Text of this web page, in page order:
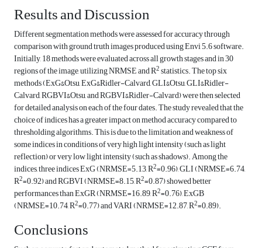
Results and Discussion
Different segmentation methods were assessed for accuracy through
comparison with ground truth images produced using Envi 5.6 software.
Initially, 18 methods were evaluated across all growth stages and in 30
regions of the image, utilizing NRMSE and R2statistics. The top six
methods (ExG&Otsu, ExG&Ridler-Calvard, GLI&Otsu, GLI&Ridler-
Calvard, RGBVI&Otsu, and RGBVI&Ridler-Calvard) were then selected
for detailed analysis on each of the four dates. The study revealed that the
choice of indices has a greater impact on method accuracy compared to
thresholding algorithms. This is due to the limitation and weakness of
some indices in conditions of very high light intensity (such as light
reflection) or very low light intensity (such as shadows). Among the
indices, three indices ExG (NRMSE=5.13, R2=0.96), GLI (NRMSE=6.74,
R2=0.92) and RGBVI (NRMSE=8.15, R2=0.87) showed better
performances than ExGR (NRMSE=16.89, R2=0.76), ExGB
(NRMSE=10.74, R2=0.77) and VARI (NRMSE=12.87, R2=0.89).
Conclusions